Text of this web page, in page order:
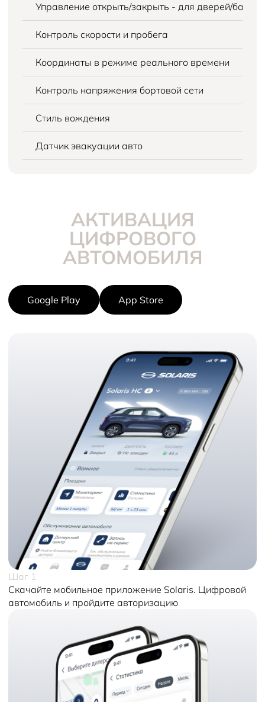
Управление открыть/закрыть - для дверей/
Контроль скорости и пробега
Координаты в режиме реального времени
Контроль напряжения бортовой сети
Стиль вождения
Датчик эвакуации авто
АКТИВАЦИЯ
ЦИФРОВОГО
АВТОМОБИЛЯ
Google Play App Store
Шаг 1
Скачайте мобильное приложение Solaris. Цифровой
автомобиль и пройдите авторизацию